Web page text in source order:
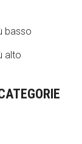
basso
alto